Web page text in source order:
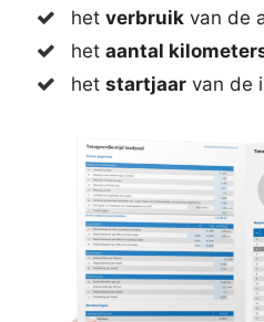
het verbruik van de
het aantal
het startjaar van de